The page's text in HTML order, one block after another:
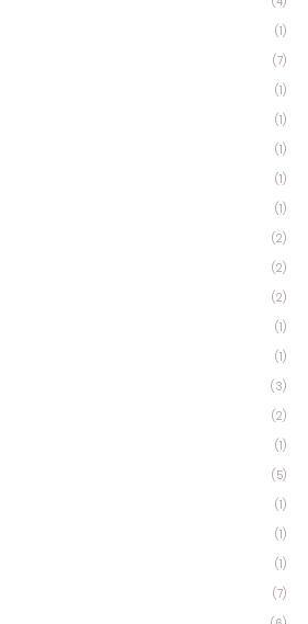
(1)
(7)
(1)
(1)
(1)
(1)
(1)
(2)
(2)
(2)
(1)
(1)
(3)
(2)
(1)
(5)
(1)
(1)
(1)
(7)